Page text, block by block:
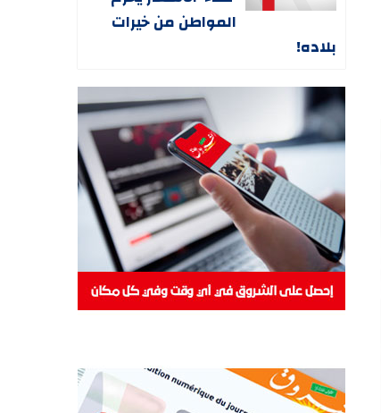
المواطن من خيرات
بلاده!